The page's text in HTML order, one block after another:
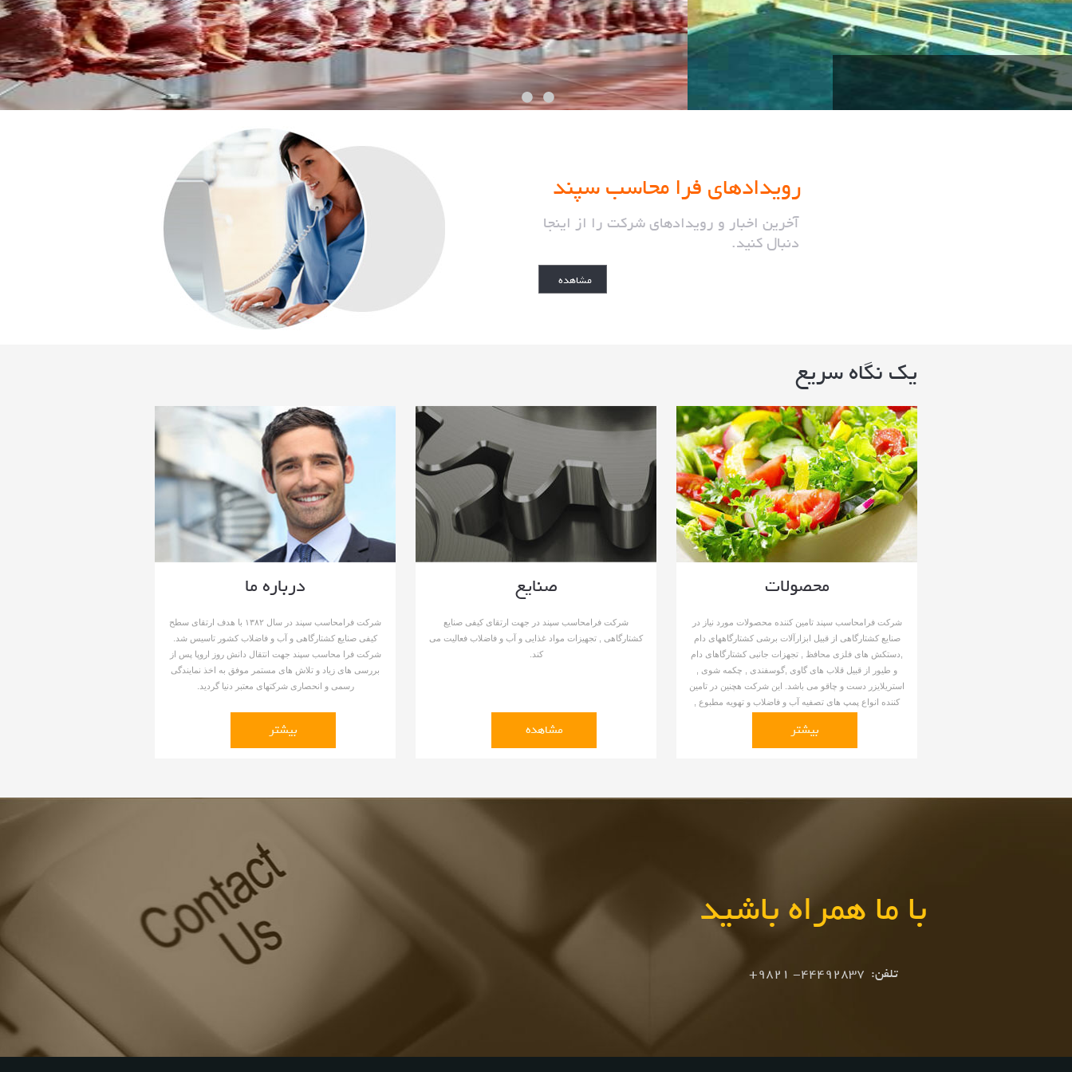
رویدادهای فرا محاسب سپند
آخرین اخبار و رویدادهای شرکت را از اینجا
دنبال کنید.
مشاهده
یک نگاه سریع
درباره ما
شرکت فرامحاسب سپند در سال ۱۳۸۲ با هدف ارتقای سطح
کیفی صنایع کشتارگاهی و آب و فاضلاب کشور تاسیس شد.
شرکت فرا محاسب سپند جهت انتقال دانش روز اروپا پس از
بررسی های زیاد و تلاش های مستمر موفق به اخذ نمایندگی
رسمی و انحصاری شرکتهای معتبر دنیا گردید.
بیشتر
صنایع
شرکت فرامحاسب سپند در جهت ارتقای کیفی صنایع
کشتارگاهی , تجهیزات مواد غذایی و آب و فاضلاب فعالیت می
کند.
مشاهده
محصولات
شرکت فرامحاسب سپند تامین کننده محصولات مورد نیاز در
صنایع کشتارگاهی از قبیل ابزارآلات برشی کشتارگاههای دام
,دستکش های فلزی محافظ , تجهزات جانبی کشتارگاهای دام
و طیور از قبیل قلاب های گاوی ,گوسفندی , چکمه شوی ,
استریلایزر دست و چاقو می باشد. این شرکت هچنین در تامین
کننده انواع پمپ های تصفیه آب و فاضلاب و تهویه مطبوع ,
بیشتر
با ما همراه باشید
تلفن: 44492837- 9821+